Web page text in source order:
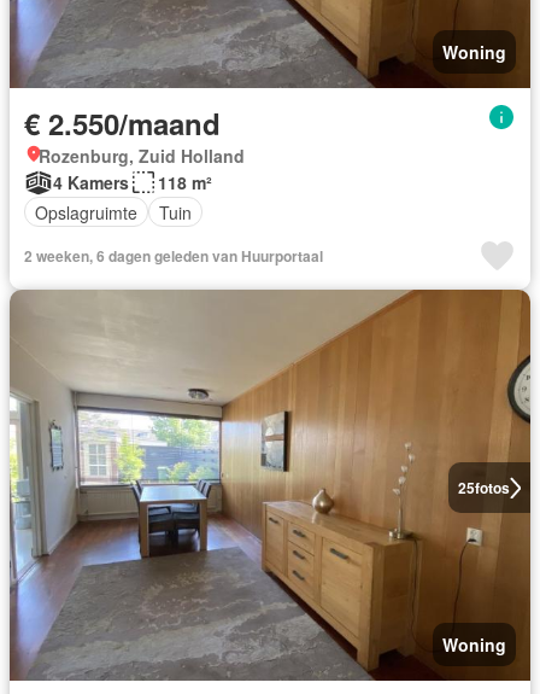
Woning
€ 2.550/maand
Rozenburg, Zuid Holland
4 Kamers
118 m²
Opslagruimte
Tuin
2 weeken, 6 dagen geleden van Huurportaal
25fotos
Woning